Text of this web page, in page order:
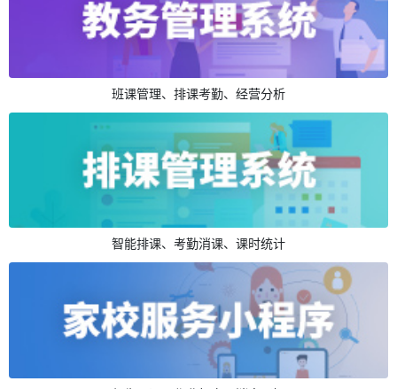
班课管理、排课考勤、经营分析
智能排课、考勤消课、课时统计